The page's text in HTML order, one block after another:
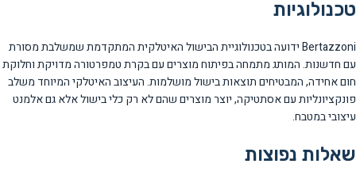
טכנולוגיות
Bertazzoni ידועה בטכנולוגיית הבישול האיטלקית המתקדמת שמשלבת מסורת
עם חדשנות. המותג מתמחה בפיתוח מוצרים עם בקרת טמפרטורה מדויקת וחלוקת
חום אחידה, המבטיחים תוצאות בישול מושלמות. העיצוב האיטלקי המיוחד משלב
פונקציונליות עם אסתטיקה, יוצר מוצרים שהם לא רק כלי בישול אלא גם אלמנט
עיצובי במטבח.
שאלות נפוצות